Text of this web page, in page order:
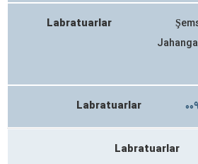
Labratuarlar
Labratuarlar
Labratuarlar